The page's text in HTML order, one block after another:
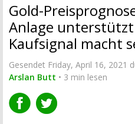
Gold-
Anlage
Kaufsignal macht
Gesendet Friday, April 16, 2021
Arslan Butt • 3 min lesen